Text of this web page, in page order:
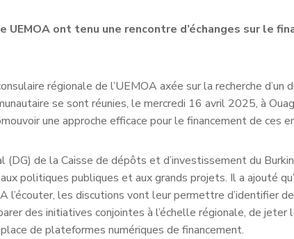
UEMOA ont tenu une rencontre d’échanges sur le
régionale de l’UEMOA axée sur la recherche
se sont réunies, le mercredi 16 avril 2025, à
une approche efficace pour le financement de ces
de la Caisse de dépôts et d’investissement du
politiques publiques et aux grands projets. Il a ajouté
l’écouter, les discutions vont leur permettre d’identifier
des initiatives conjointes à l’échelle régionale, de
de plateformes numériques de financement.